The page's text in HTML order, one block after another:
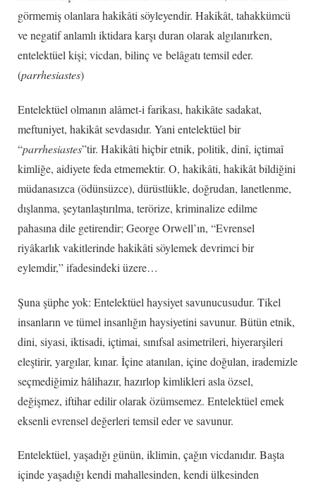
görmemiş olanlara hakikâti söyleyendir. Hakikât, tahakkümcü
ve negatif anlamlı iktidara karşı duran olarak algılanırken,
entelektüel kişi; vicdan, bilinç ve belâgatı temsil eder.
(parrhesiastes)
Entelektüel olmanın alâmet-i farikası, hakikâte sadakat,
meftuniyet, hakikât sevdasıdır. Yani entelektüel bir
“parrhesiastes”tir. Hakikâti hiçbir etnik, politik, dinî, içtimaî
kimliğe, aidiyete feda etmemektir. O, hakikâti, hakikât bildiğini
müdanasızca (ödünsüzce), dürüstlükle, doğrudan, lanetlenme,
dışlanma, şeytanlaştırılma, terörize, kriminalize edilme
pahasına dile getirendir; George Orwell’ın, “Evrensel
riyâkarlık vakitlerinde hakikâti söylemek devrimci bir
eylemdir,” ifadesindeki üzere…
Şuna şüphe yok: Entelektüel haysiyet savunucusudur. Tikel
insanların ve tümel insanlığın haysiyetini savunur. Bütün etnik,
dini, siyasi, iktisadi, içtimai, sınıfsal asimetrileri, hiyerarşileri
eleştirir, yargılar, kınar. İçine atanılan, içine doğulan, irademizle
seçmediğimiz hâlihazır, hazırlop kimlikleri asla özsel,
değişmez, iftihar edilir olarak özümsemez. Entelektüel emek
eksenli evrensel değerleri temsil eder ve savunur.
Entelektüel, yaşadığı günün, iklimin, çağın vicdanıdır. Başta
içinde yaşadığı kendi mahallesinden, kendi ülkesinden